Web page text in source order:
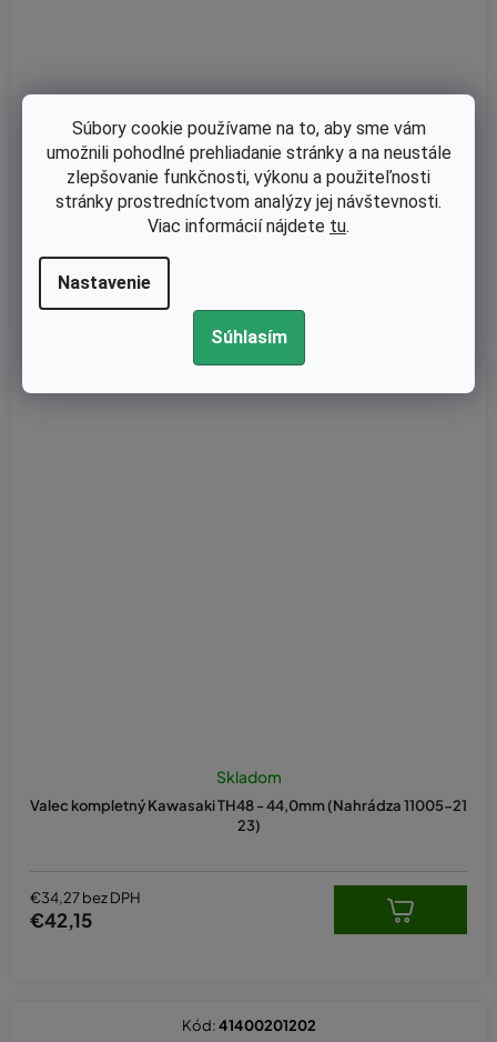
Súbory cookie používame na to, aby sme vám
umožnili pohodlné prehliadanie stránky a na neustále
zlepšovanie funkčnosti, výkonu a použiteľnosti
stránky prostredníctvom analýzy jej návštevnosti.
Viac informácií nájdete tu.
Nastavenie
Súhlasím
Valec s piestom Stihl FS55 2-MIX 34 mm, sviečka M14 nahrádza
originál 41400201203
Skladom
€48,05 bez DPH
€59,10
Valec kompletný Kawasaki TH48 - 44,0mm (Nahrádza 11005-21
23)
Skladom
€34,27 bez DPH
€42,15
Kód:41400201202